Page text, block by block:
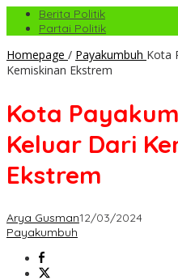
Berita Politik
Partai Politik
Homepage / Payakumbuh Kota
Kemiskinan Ekstrem
Kota
Keluar Dari
Ekstrem
Arya Gusman12/03/2024
Payakumbuh